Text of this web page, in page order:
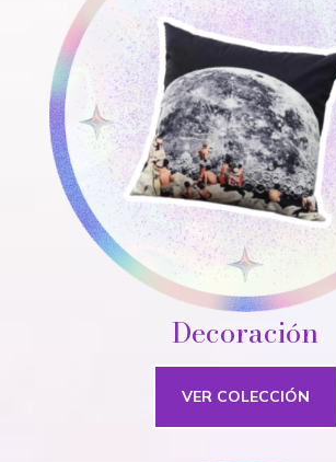
Decoración
VER COLECCIÓN